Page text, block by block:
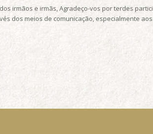
irmãos e irmãs, Agradeço-vos por terdes
dos meios de comunicação, especialmente